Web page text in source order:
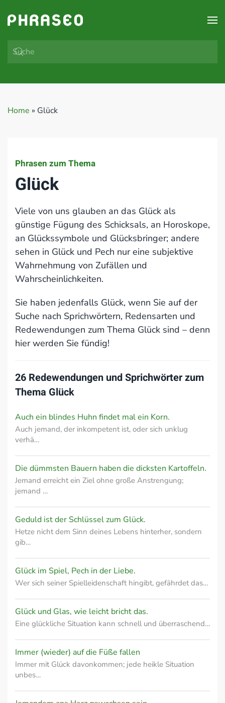
Zum Hauptinhalt springen
Home » Glück
Phrasen zum Thema
Glück
Viele von uns glauben an das Glück als
günstige Fügung des Schicksals, an Horoskope,
an Glückssymbole und Glücksbringer; andere
sehen in Glück und Pech nur eine subjektive
Wahrnehmung von Zufällen und
Wahrscheinlichkeiten.
Sie haben jedenfalls Glück, wenn Sie auf der
Suche nach Sprichwörtern, Redensarten und
Redewendungen zum Thema Glück sind – denn
hier werden Sie fündig!
26 Redewendungen und Sprichwörter zum
Thema Glück
Auch ein blindes Huhn findet mal ein Korn.
Auch jemand, der inkompetent ist, oder sich unklug
verhä…
Die dümmsten Bauern haben die dicksten Kartoffeln.
Jemand erreicht ein Ziel ohne große Anstrengung;
jemand …
Geduld ist der Schlüssel zum Glück.
Hetze nicht dem Sinn deines Lebens hinterher, sondern
gib…
Glück im Spiel, Pech in der Liebe.
Wer sich seiner Spielleidenschaft hingibt, gefährdet das…
Glück und Glas, wie leicht bricht das.
Eine glückliche Situation kann schnell und überraschend…
Immer (wieder) auf die Füße fallen
Immer mit Glück davonkommen; jede heikle Situation
unbes…